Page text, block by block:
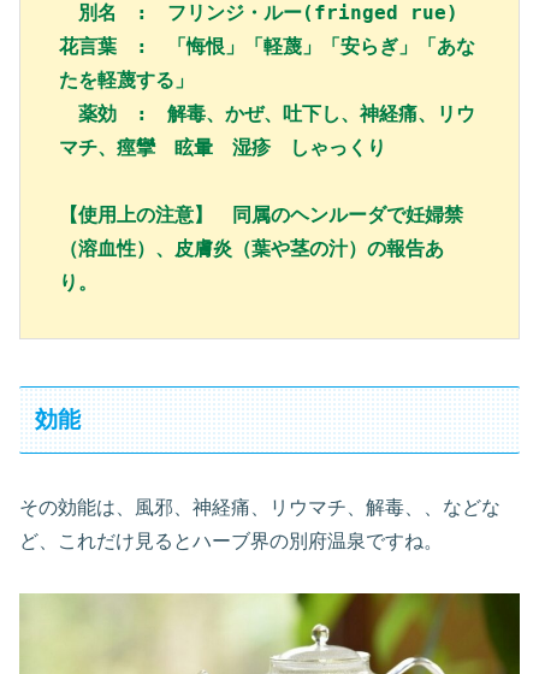
別名　:　フリンジ・ルー(fringed rue)
花言葉　:　「悔恨」「軽蔑」「安らぎ」「あな
たを軽蔑する」
薬効　:　解毒、かぜ、吐下し、神経痛、リウ
【使用上の注意】　同属のヘンルーダで妊婦禁
（溶血性）、皮膚炎（葉や茎の汁）の報告あ
効能
その効能は、風邪、神経痛、リウマチ、解毒、、などな
ど、これだけ見るとハーブ界の別府温泉ですね。